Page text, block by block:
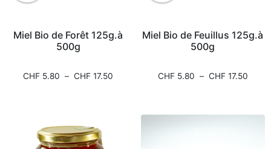
Miel Bio de Forêt 125g.à
500g
CHF 5.80 – CHF 17.50
Miel Bio de Feuillus 125g.à
500g
CHF 5.80 – CHF 17.50